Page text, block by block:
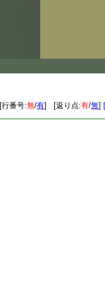
[行番号:無/有] [返り点:有/無]